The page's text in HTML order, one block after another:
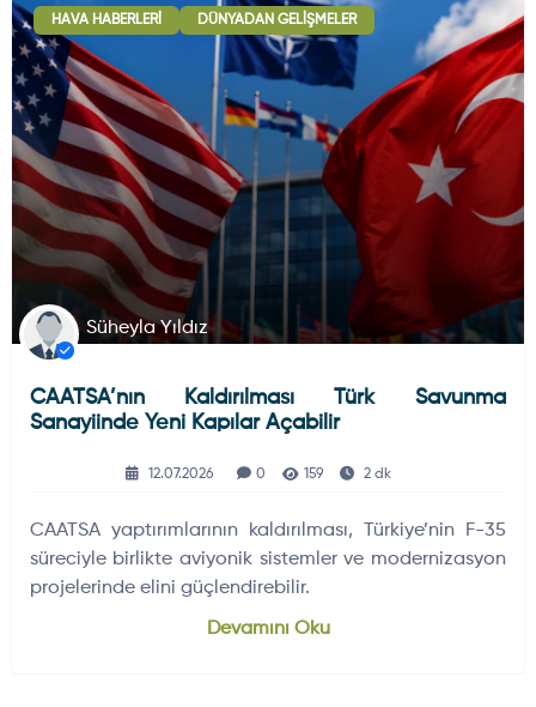
HAVA HABERLERI DÜNYADAN GELIŞMELER
Süheyla Yıldız
CAATSA’nın Kaldırılması Türk Savunma
Sanayiinde Yeni Kapılar Açabilir
12.07.2026 0 159 2 dk
CAATSA yaptırımlarının kaldırılması, Türkiye’nin F-35
süreciyle birlikte aviyonik sistemler ve modernizasyon
projelerinde elini güçlendirebilir.
Devamını Oku